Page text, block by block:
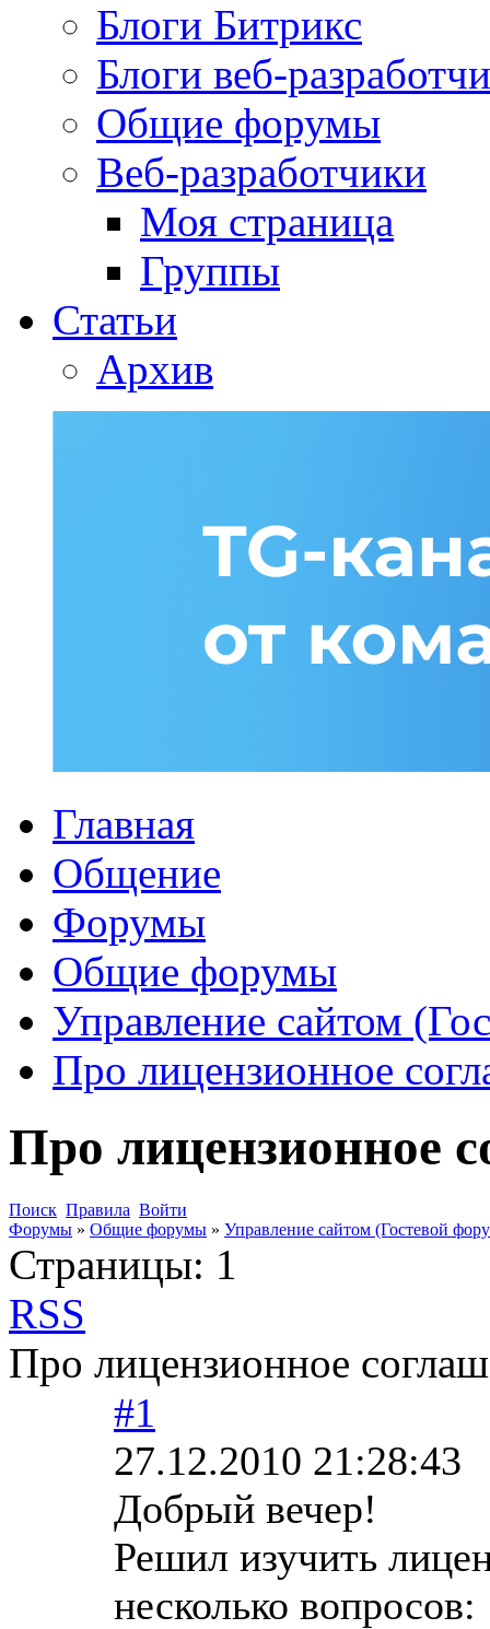
Блоги Битрикс
Блоги веб-
Общие форумы
Веб-разработчики
Моя страница
Группы
Статьи
Архив
Главная
Общение
Форумы
Общие форумы
Управление сайтом
Про лицензионное
Про лицензионное
Поиск Правила Войти
Форумы » Общие форумы » Управление сайтом (Гостевой
Страницы: 1
RSS
Про лицензионное
#1
27.12.2010 21:28:43
Добрый вечер!
Решил изучить
несколько вопросов: